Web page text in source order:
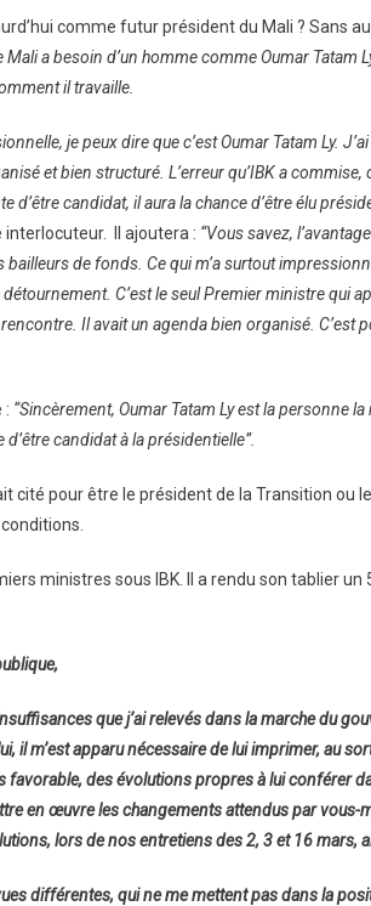
comme futur président du Mali ? Sans
Mali a besoin d’un homme comme Oumar
il travaille.
je peux dire que c’est Oumar Tatam Ly.
et bien structuré. L’erreur qu’IBK a commise,
d’être candidat, il aura la chance d’être élu
interlocuteur. Il ajoutera : “Vous savez,
de fonds. Ce qui m’a surtout
C’est le seul Premier ministre qui
Il avait un agenda bien organisé. C’est
: “Sincèrement, Oumar Tatam Ly est la personne
candidat à la présidentielle”.
cité pour être le président de la Transition ou
ministres sous IBK. Il a rendu son tablier
que j’ai relevés dans la marche du
il m’est apparu nécessaire de lui imprimer, au
des évolutions propres à lui conférer
en œuvre les changements attendus par vous-
lors de nos entretiens des 2, 3 et 16 mars,
différentes, qui ne me mettent pas dans la